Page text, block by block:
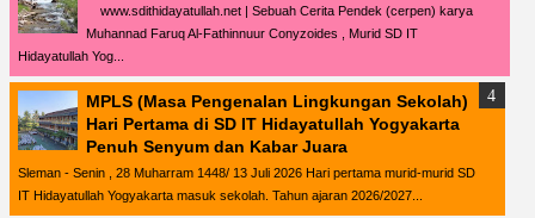
www.sdithidayatullah.net | Sebuah Cerita Pendek (cerpen) karya
Muhannad Faruq Al-Fathinnuur Conyzoides , Murid SD IT
Hidayatullah Yog...
MPLS (Masa Pengenalan Lingkungan Sekolah)
Hari Pertama di SD IT Hidayatullah Yogyakarta
Penuh Senyum dan Kabar Juara
Sleman - Senin , 28 Muharram 1448/ 13 Juli 2026 Hari pertama murid-murid SD
IT Hidayatullah Yogyakarta masuk sekolah. Tahun ajaran 2026/2027...